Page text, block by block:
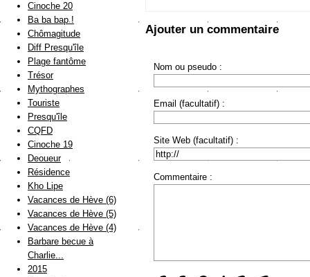
Ajouter un commentaire
Nom ou pseudo :
Email (facultatif) :
Site Web (facultatif) :
Commentaire :
Cinoche 20
Ba ba bap !
Chômagitude
Diff Presqu'île
Plage fantôme
Trésor
Mythographes
Touriste
Presqu'île
CQFD
Cinoche 19
Deoueur
Résidence
Kho Lipe
Vacances de Hève (6)
Vacances de Hève (5)
Vacances de Hève (4)
Barbare becue à
Charlie...
2015